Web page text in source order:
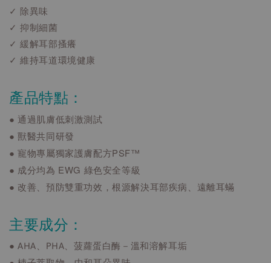
✓ 除異味
✓ 抑制細菌
✓ 緩解耳部搔癢
✓ 維持耳道環境健康
產品特點：
● 通過肌膚低刺激測試
● 獸醫共同研發
● 寵物專屬獨家護膚配方PSF™
● 成分均為 EWG 綠色安全等級
● 改善、預防雙重功效，根源解決耳部疾病、遠離耳蟎
主要成分：
● AHA、PHA、菠蘿蛋白酶－溫和溶解耳垢